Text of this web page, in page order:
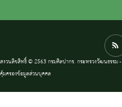
สงวนลิขสิทธิ์ © 2563 กรมศิลปากร. กระทรวงวัฒนธรรม -
คุ้มครองข้อมูลส่วนบุคคล